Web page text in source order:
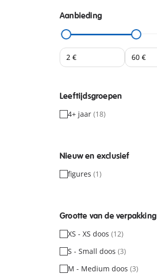
Aanbieding
Leeftijdsgroepen
4+ jaar (18)
Nieuw en exclusief
figures (1)
Grootte van de verpakking
XS - XS doos (12)
S - Small doos (3)
M - Medium doos (3)